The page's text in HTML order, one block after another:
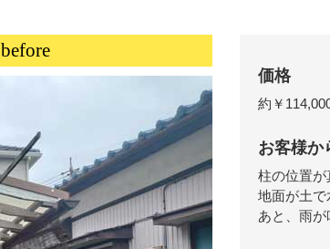
before
価格
約￥
お客様か
柱の位置が
地面が土で
あと、雨が